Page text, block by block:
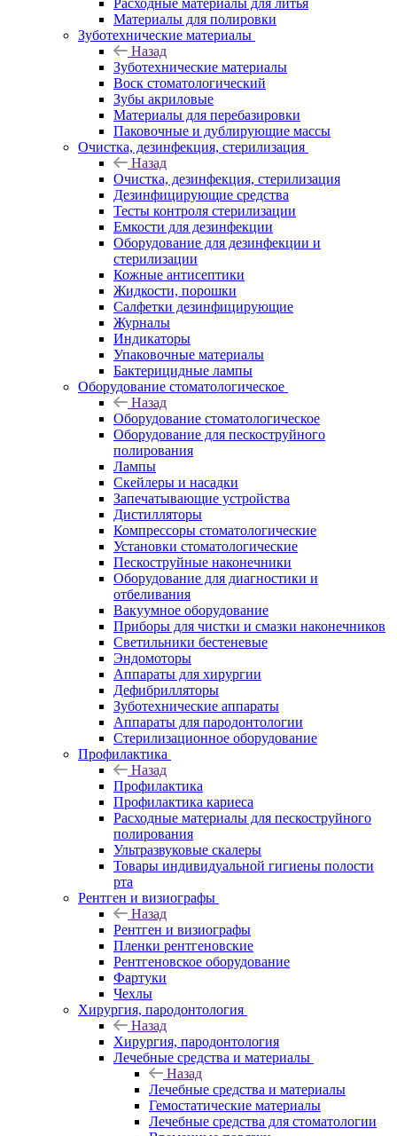
Расходные материалы для литья
Материалы для полировки
Зуботехнические материалы
Назад
Зуботехнические материалы
Воск стоматологический
Зубы акриловые
Материалы для перебазировки
Паковочные и дублирующие массы
Очистка, дезинфекция, стерилизация
Назад
Очистка, дезинфекция, стерилизация
Дезинфицирующие средства
Тесты контроля стерилизации
Емкости для дезинфекции
Оборудование для дезинфекции и
стерилизации
Кожные антисептики
Жидкости, порошки
Салфетки дезинфицирующие
Журналы
Индикаторы
Упаковочные материалы
Бактерицидные лампы
Оборудование стоматологическое
Назад
Оборудование стоматологическое
Оборудование для пескоструйного
полирования
Лампы
Скейлеры и насадки
Запечатывающие устройства
Дистилляторы
Компрессоры стоматологические
Установки стоматологические
Пескоструйные наконечники
Оборудование для диагностики и
отбеливания
Вакуумное оборудование
Приборы для чистки и смазки наконечников
Светильники бестеневые
Эндомоторы
Аппараты для хирургии
Дефибрилляторы
Зуботехнические аппараты
Аппараты для пародонтологии
Стерилизационное оборудование
Профилактика
Назад
Профилактика
Профилактика кариеса
Расходные материалы для пескоструйного
полирования
Ультразвуковые скалеры
Товары индивидуальной гигиены полости
рта
Рентген и визиографы
Назад
Рентген и визиографы
Пленки рентгеновские
Рентгеновское оборудование
Фартуки
Чехлы
Хирургия, пародонтология
Назад
Хирургия, пародонтология
Лечебные средства и материалы
Назад
Лечебные средства и материалы
Гемостатические материалы
Лечебные средства для стоматологии